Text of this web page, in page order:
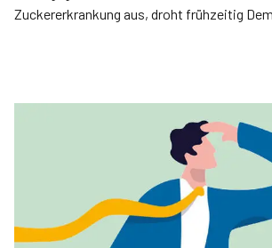
Zuckererkrankung aus, droht frühzeitig